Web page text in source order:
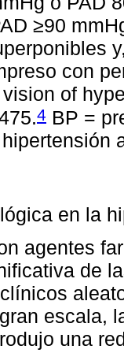
≥90
con
vision of
4 BP =
en la
agentes
de
escala,
una